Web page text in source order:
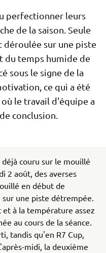
perfectionner leurs
de la saison. Seule
déroulée sur une piste
du temps humide de
sous le signe de la
ce qui a été
le travail d'équipe a
conclusion.
couru sur le mouillé
2 août, des averses
en début de
une piste détrempée.
à la température assez
au cours de la séance.
tandis qu'en R7 Cup,
midi, la deuxième